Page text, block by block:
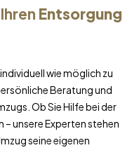
Entsorgung
wie möglich zu
Beratung und
Ob Sie Hilfe bei der
– unsere Experten stehen
seine eigenen